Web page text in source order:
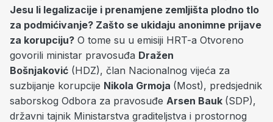
Jesu li legalizacije i prenamjene zemljišta plodno tlo
za podmićivanje? Zašto se ukidaju anonimne prijave
za korupciju? O tome su u emisiji HRT-a Otvoreno
govorili ministar pravosuđa Dražen
Bošnjaković (HDZ), član Nacionalnog vijeća za
suzbijanje korupcije Nikola Grmoja (Most), predsjednik
saborskog Odbora za pravosuđe Arsen Bauk (SDP),
državni tajnik Ministarstva graditeljstva i prostornog